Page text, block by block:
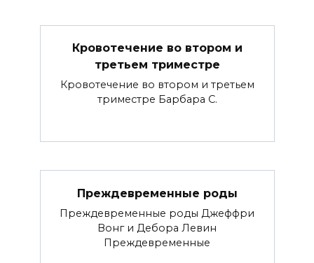
Кровотечение во втором и
третьем триместре
Кровотечение во втором и третьем
триместре Барбара С.
Преждевременные роды
Преждевременные роды Джеффри
Вонг и Дебора Левин
Преждевременные